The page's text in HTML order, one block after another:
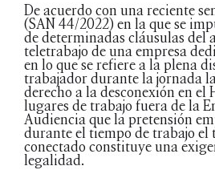
De acuerdo con una reciente
(SAN 44/2022) en la que se
de determinadas cláusulas del
teletrabajo de una empresa
en lo que se refiere a la plena
trabajador durante la jornada
derecho a la desconexión en el
lugares de trabajo fuera de la
Audiencia que la pretensión
durante el tiempo de trabajo el
conectado constituye una
legalidad.